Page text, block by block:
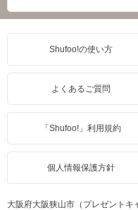
Shufoo!の使い方
よくあるご質問
「Shufoo!」利用規約
個人情報保護方針
大阪府大阪狭山市（プレゼント